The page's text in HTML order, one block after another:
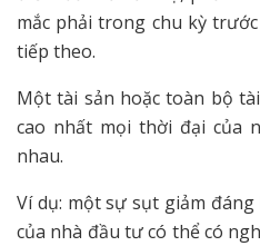
mắc phải trong chu kỳ
tiếp theo.
Một tài sản hoặc toàn bộ
cao nhất mọi thời đại của
nhau.
Ví dụ: một sự sụt giảm
của nhà đầu tư có thể có